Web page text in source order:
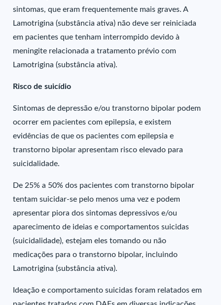
sintomas, que eram frequentemente mais graves. A
Lamotrigina (substância ativa) não deve ser reiniciada
em pacientes que tenham interrompido devido à
meningite relacionada a tratamento prévio com
Lamotrigina (substância ativa).
Risco de suicídio
Sintomas de depressão e/ou transtorno bipolar podem
ocorrer em pacientes com epilepsia, e existem
evidências de que os pacientes com epilepsia e
transtorno bipolar apresentam risco elevado para
suicidalidade.
De 25% a 50% dos pacientes com transtorno bipolar
tentam suicidar-se pelo menos uma vez e podem
apresentar piora dos sintomas depressivos e/ou
aparecimento de ideias e comportamentos suicidas
(suicidalidade), estejam eles tomando ou não
medicações para o transtorno bipolar, incluindo
Lamotrigina (substância ativa).
Ideação e comportamento suicidas foram relatados em